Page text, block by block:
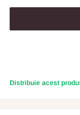
Distribuie acest